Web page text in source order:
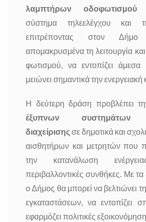
λαμπτήρων οδοφωτισμού
σύστημα τηλεελέγχου και
επιτρέποντας στον
απομακρυσμένα τη λειτουργία
φωτισμού, να εντοπίζει
μειώνει σημαντικά την
Η δεύτερη δράση προβλέπει
έξυπνων συστημάτων
διαχείρισης σε δημοτικά και
αισθητήρων και μετρητών που
την κατανάλωση
περιβαλλοντικές συνθήκες. Με
ο Δήμος θα μπορεί να βελτιώνει
εγκαταστάσεων, να εντοπίζει
εφαρμόζει πολιτικές